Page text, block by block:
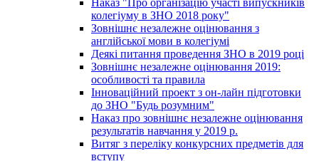
колегіуму в ЗНО 2018 року"
Зовнішнє незалежне оцінювання з
англійської мови в колегіумі
Деякі питання проведення ЗНО в 2019 році
Зовнішнє незалежне оцінювання 2019:
особливості та правила
Інноваційний проект з он-лайн підготовки
до ЗНО "Будь розумним"
Наказ про зовнішнє незалежне оцінювання
результатів навчання у 2019 р.
Витяг з переліку конкурсних предметів для
вступу